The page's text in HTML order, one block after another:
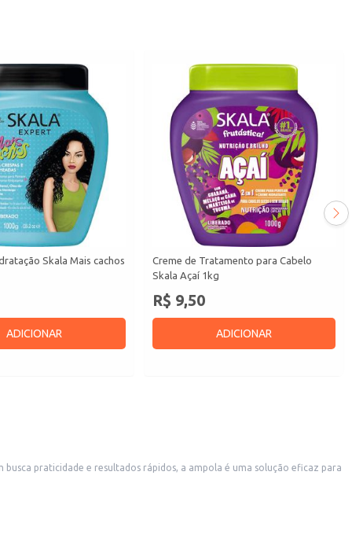
Skala Mais cachos
ADICIONAR
Creme de Tratamento para Cabelo
Skala Açaí 1kg
R$ 9,50
ADICIONAR
praticidade e resultados rápidos, a ampola é uma solução eficaz para